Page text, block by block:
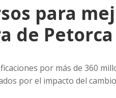
para
de Petorca
por más de 360
por el impacto del